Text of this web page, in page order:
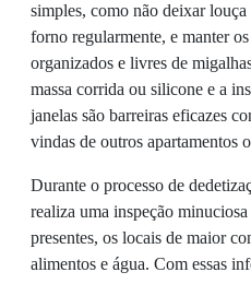
simples, como não deixar
forno regularmente, e manter
organizados e livres de
massa corrida ou silicone e a
janelas são barreiras eficazes
vindas de outros apartamentos
Durante o processo de
realiza uma inspeção
presentes, os locais de maior
alimentos e água. Com essas